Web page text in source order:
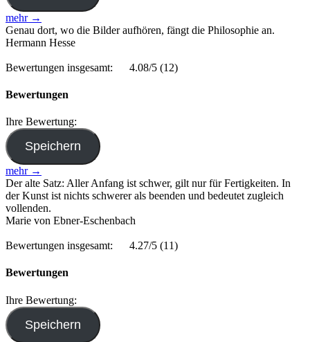
mehr →
Genau dort, wo die Bilder aufhören, fängt die Philosophie an.
Hermann Hesse
Bewertungen insgesamt: 4.08/5 (12)
Bewertungen
Ihre Bewertung:
mehr →
Der alte Satz: Aller Anfang ist schwer, gilt nur für Fertigkeiten. In
der Kunst ist nichts schwerer als beenden und bedeutet zugleich
vollenden.
Marie von Ebner-Eschenbach
Bewertungen insgesamt: 4.27/5 (11)
Bewertungen
Ihre Bewertung: